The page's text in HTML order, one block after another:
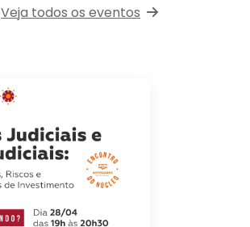
Veja todos os eventos